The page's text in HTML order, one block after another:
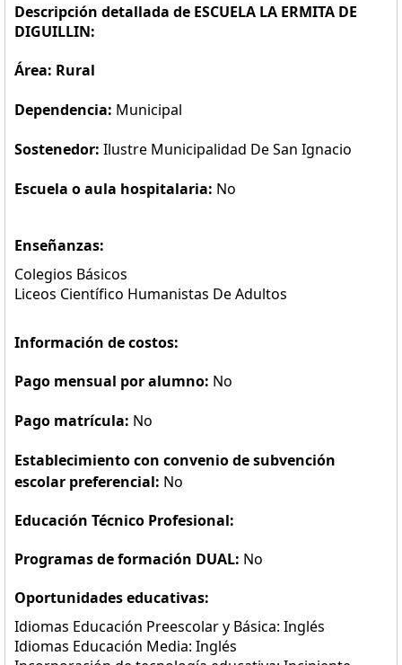
Descripción detallada de ESCUELA LA ERMITA DE
DIGUILLIN:
Área: Rural
Dependencia: Municipal
Sostenedor: Ilustre Municipalidad De San Ignacio
Escuela o aula hospitalaria: No
Enseñanzas:
Colegios Básicos
Liceos Científico Humanistas De Adultos
Información de costos:
Pago mensual por alumno: No
Pago matrícula: No
Establecimiento con convenio de subvención
escolar preferencial: No
Educación Técnico Profesional:
Programas de formación DUAL: No
Oportunidades educativas:
Idiomas Educación Preescolar y Básica: Inglés
Idiomas Educación Media: Inglés